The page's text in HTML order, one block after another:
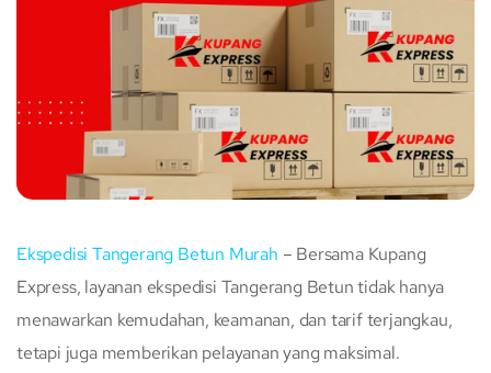
Ekspedisi Tangerang Betun Murah – Bersama Kupang
Express, layanan ekspedisi Tangerang Betun tidak hanya
menawarkan kemudahan, keamanan, dan tarif terjangkau,
tetapi juga memberikan pelayanan yang maksimal.